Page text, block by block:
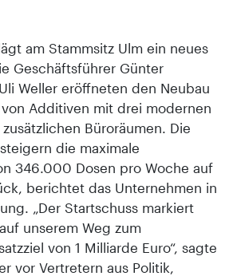
am Stammsitz Ulm ein neues
Geschäftsführer Günter
Weller eröffneten den Neubau
Additiven mit drei modernen
Büroräumen. Die
die maximale
346.000 Dosen pro Woche auf
berichtet das Unternehmen in
„Der Startschuss markiert
unserem Weg zum
von 1 Milliarde Euro“, sagte
vor Vertretern aus Politik,